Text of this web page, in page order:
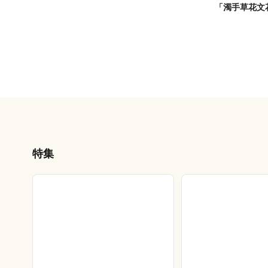
「濁手草花
特集